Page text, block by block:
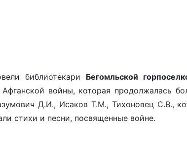
библиотекари Бегомльской
войны, которая продолжалась
Д.И., Исаков Т.М., Тихоновец С.В.,
стихи и песни, посвященные войне.